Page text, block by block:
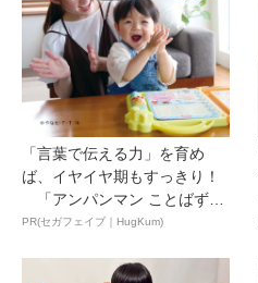
「言葉で伝える力」を育め
ば、イヤイヤ期もすっきり！
「アンパンマン ことばずか
ん...
PR(セガフェイブ｜HugKum)